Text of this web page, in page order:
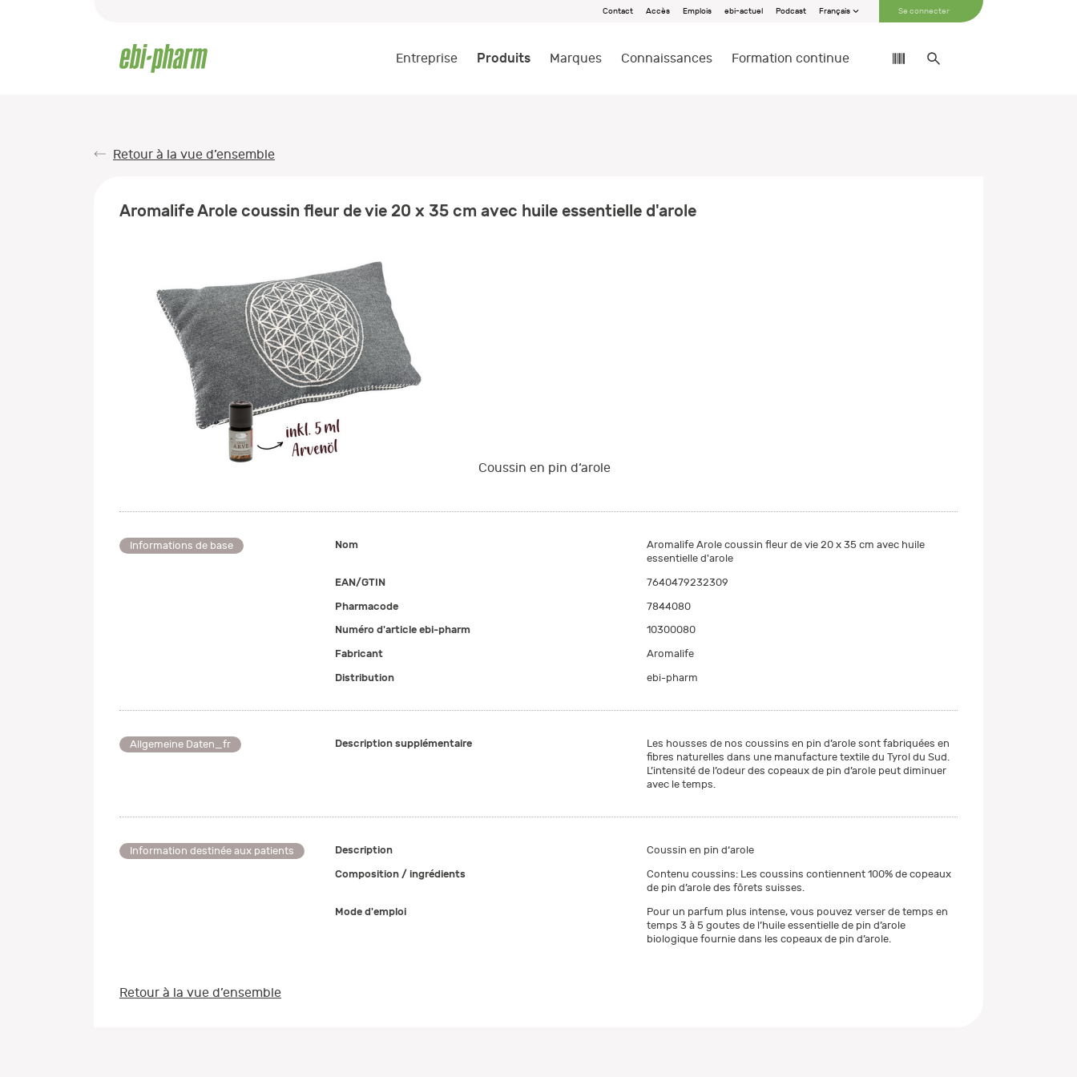
Contact Accès Emplois ebi-actuel Podcast Français Se connecter
Entreprise Produits Marques Connaissances Formation continue
Retour à la vue d’ensemble
Aromalife Arole coussin fleur de vie 20 x 35 cm avec huile essentielle d'arole
Coussin en pin d‘arole
Informations de base Nom
Aromalife Arole coussin fleur de vie 20 x 35 cm avec huile
essentielle d'arole
EAN/GTIN
7640479232309
Pharmacode
7844080
Numéro d'article ebi-pharm
10300080
Fabricant
Aromalife
Distribution
ebi-pharm
Allgemeine Daten_fr Description supplémentaire
Les housses de nos coussins en pin d’arole sont fabriquées en
fibres naturelles dans une manufacture textile du Tyrol du Sud.
L’intensité de l’odeur des copeaux de pin d’arole peut diminuer
avec le temps.
Information destinée aux patients Description
Coussin en pin d‘arole
Composition / ingrédients
Contenu coussins: Les coussins contiennent 100% de copeaux
de pin d’arole des fôrets suisses.
Mode d'emploi
Pour un parfum plus intense, vous pouvez verser de temps en
temps 3 à 5 goutes de l’huile essentielle de pin d’arole
biologique fournie dans les copeaux de pin d’arole.
Retour à la vue d’ensemble